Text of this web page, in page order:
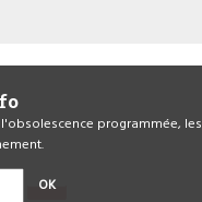
programmée, les
OK